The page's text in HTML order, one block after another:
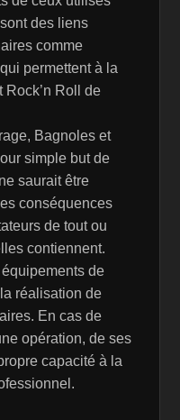
des liens
comme
permettent à la
Rock’n Roll de
Bagnoles et
simple but de
saurait être
conséquences
de tout ou
contiennent.
de
réalisation de
En cas de
opération, de ses
capacité à la